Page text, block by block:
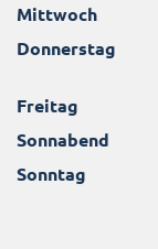
Mittwoch
Donnerstag
Freitag
Sonnabend
Sonntag